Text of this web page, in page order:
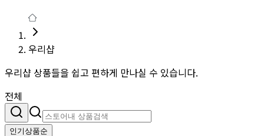
우리샵
우리샵 상품들을 쉽고 편하게 만나실 수 있습니다.
전체
인기상품순